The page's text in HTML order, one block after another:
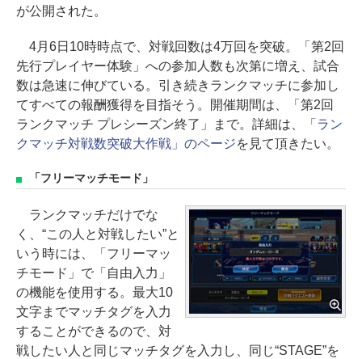
が公開された。
4月6日10時時点で、対戦回数は4万回を突破。「第2回
先行プレイヤー体験」への参加人数も次第に増え、試合
数は急速に伸びている。引き続きランクマッチに参加し
てすべての報酬獲得を目指そう。開催期間は、「第2回
ランクマッチ プレシーズン終了」まで。詳細は、
「ラン
クマッチ対戦数突破大作戦」のページを見て頂きたい。
「フリーマッチモード」
ランクマッチだけでな
く、“この人と対戦したい”と
いう時には、「フリーマッ
チモード」で「自由入力」
の機能を使用する。最大10
文字までマッチタグを入力
することができるので、対
戦したい人と同じマッチタグを入力し、同じ“STAGE”を